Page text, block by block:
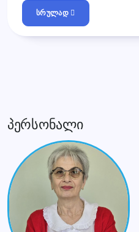
სრულად
პერსონალი